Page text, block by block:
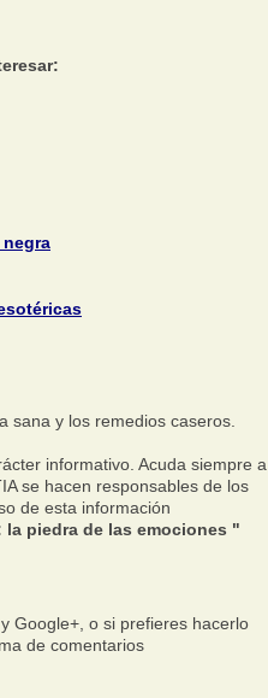
sana y los remedios caseros.
informativo. Acuda siempre a
se hacen responsables de los
de esta información
la piedra de las emociones "
Google+, o si prefieres hacerlo
de comentarios